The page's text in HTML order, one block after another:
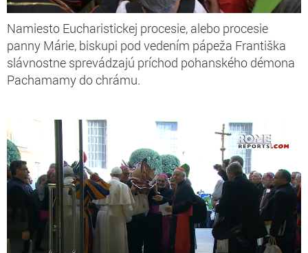
Namiesto Eucharistickej procesie, alebo procesie
panny Márie, biskupi pod vedením pápeža Františka
slávnostne sprevádzajú príchod pohanského démona
Pachamamy do chrámu.